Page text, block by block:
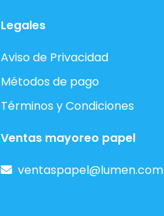
Legales
Aviso de Privacidad
Métodos de pago
Términos y Condiciones
Ventas mayoreo papel
ventaspapel@lumen.com